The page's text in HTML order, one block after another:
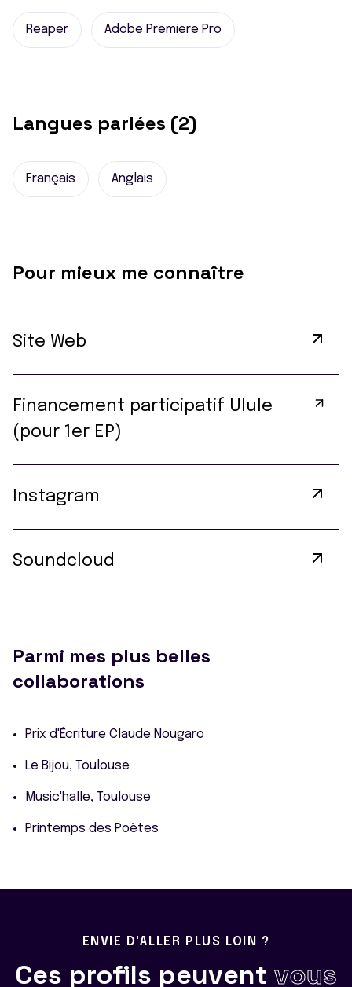
Reaper Adobe Premiere Pro
Langues parlées (2)
Français Anglais
Pour mieux me connaître
Site Web
Financement participatif Ulule
(pour 1er EP)
Instagram
Soundcloud
Parmi mes plus belles
collaborations
Prix d'Écriture Claude Nougaro
Le Bijou, Toulouse
Music'halle, Toulouse
Printemps des Poètes
ENVIE D'ALLER PLUS LOIN ?
Ces profils peuvent vous